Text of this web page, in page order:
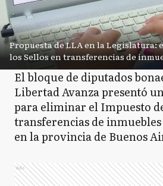
Propuesta de LLA en la Legislatura:
los Sellos en transferencias de
El bloque de diputados
Libertad Avanza presentó
para eliminar el Impuesto
transferencias de
en la provincia de Buenos
Ads